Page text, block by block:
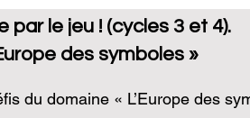
et les (re)compositions
de connaissances et de savoirs
scientifiques, linguistiques).
la culture européenne à travers :
fait l’Europe ou pour
par le jeu ! (cycles 3 et 4).
des symboles »
du domaine « L’Europe des